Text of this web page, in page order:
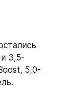
3,5-
5,0-